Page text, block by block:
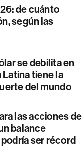
de cuánto
según las
se debilita en
Latina tiene la
del mundo
las acciones de
balance
ser récord